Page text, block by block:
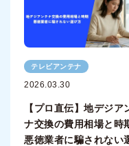
テレビアンテナ
2026.03.30
【プロ直伝】地デジア
ナ交換の費用相場と時
悪徳業者に騙されない